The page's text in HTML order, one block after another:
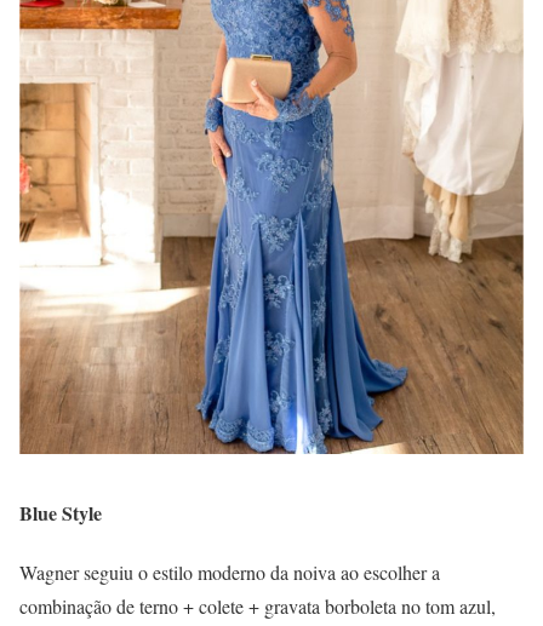
Blue Style
Wagner seguiu o estilo moderno da noiva ao escolher a
combinação de terno + colete + gravata borboleta no tom azul,